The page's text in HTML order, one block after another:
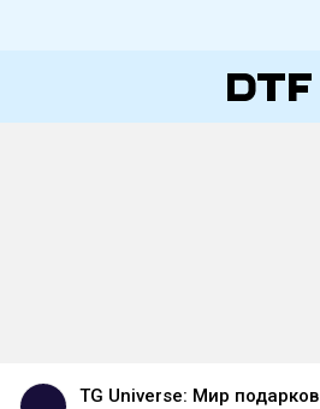
TG Universe: Мир подарков